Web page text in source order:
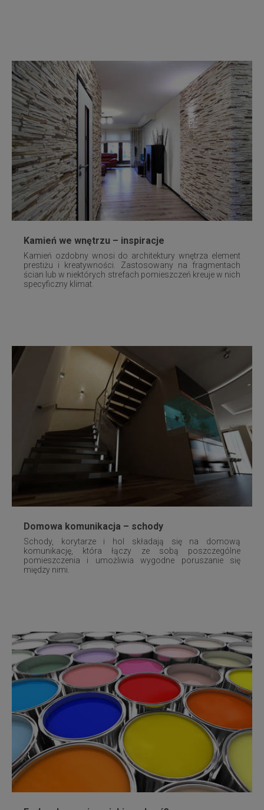
Kamień we wnętrzu – inspiracje
Kamień ozdobny wnosi do architektury wnętrza element
prestiżu i kreatywności. Zastosowany na fragmentach
ścian lub w niektórych strefach pomieszczeń kreuje w nich
specyficzny klimat.
Domowa komunikacja – schody
Schody, korytarze i hol składają się na domową
komunikację, która łączy ze sobą poszczególne
pomieszczenia i umożliwia wygodne poruszanie się
między nimi.